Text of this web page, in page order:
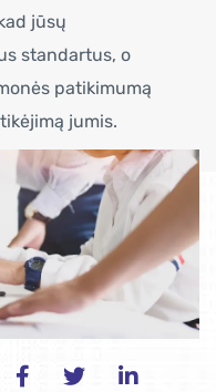
jūsų
standartus, o
patikimumą
jumis.